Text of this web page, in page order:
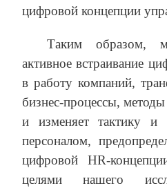
цифровой концепции
Таким образом,
активное встраивание
в работу компаний,
бизнес-процессы,
и изменяет тактику и
персоналом,
цифровой HR-
целями нашего